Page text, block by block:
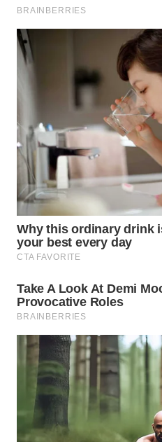
PAKPAK
KARAWANG
WN
BOGOR
WN
DEPOK
WN
TAPANULI
WN
WN
PADANG
LAWAS
WN